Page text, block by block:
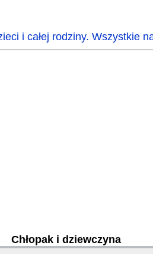
i całej rodziny. Wszystkie
Chłopak i dziewczyna